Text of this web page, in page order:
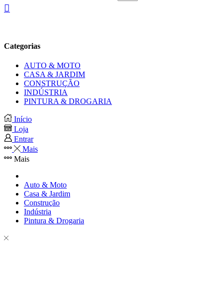
Categorias
AUTO & MOTO
CASA & JARDIM
CONSTRUÇÃO
INDÚSTRIA
PINTURA & DROGARIA
Início
Loja
Entrar
Mais
Mais
Auto & Moto
Casa & Jardim
Construção
Indústria
Pintura & Drogaria